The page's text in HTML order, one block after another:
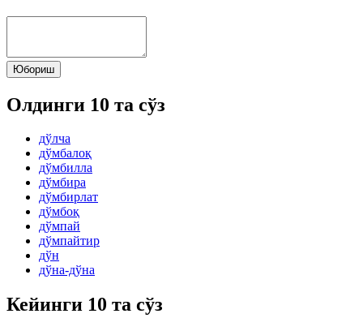
Юбориш
Олдинги 10 та сўз
дўлча
дўмбалоқ
дўмбилла
дўмбира
дўмбирлат
дўмбоқ
дўмпай
дўмпайтир
дўн
дўна-дўна
Кейинги 10 та сўз